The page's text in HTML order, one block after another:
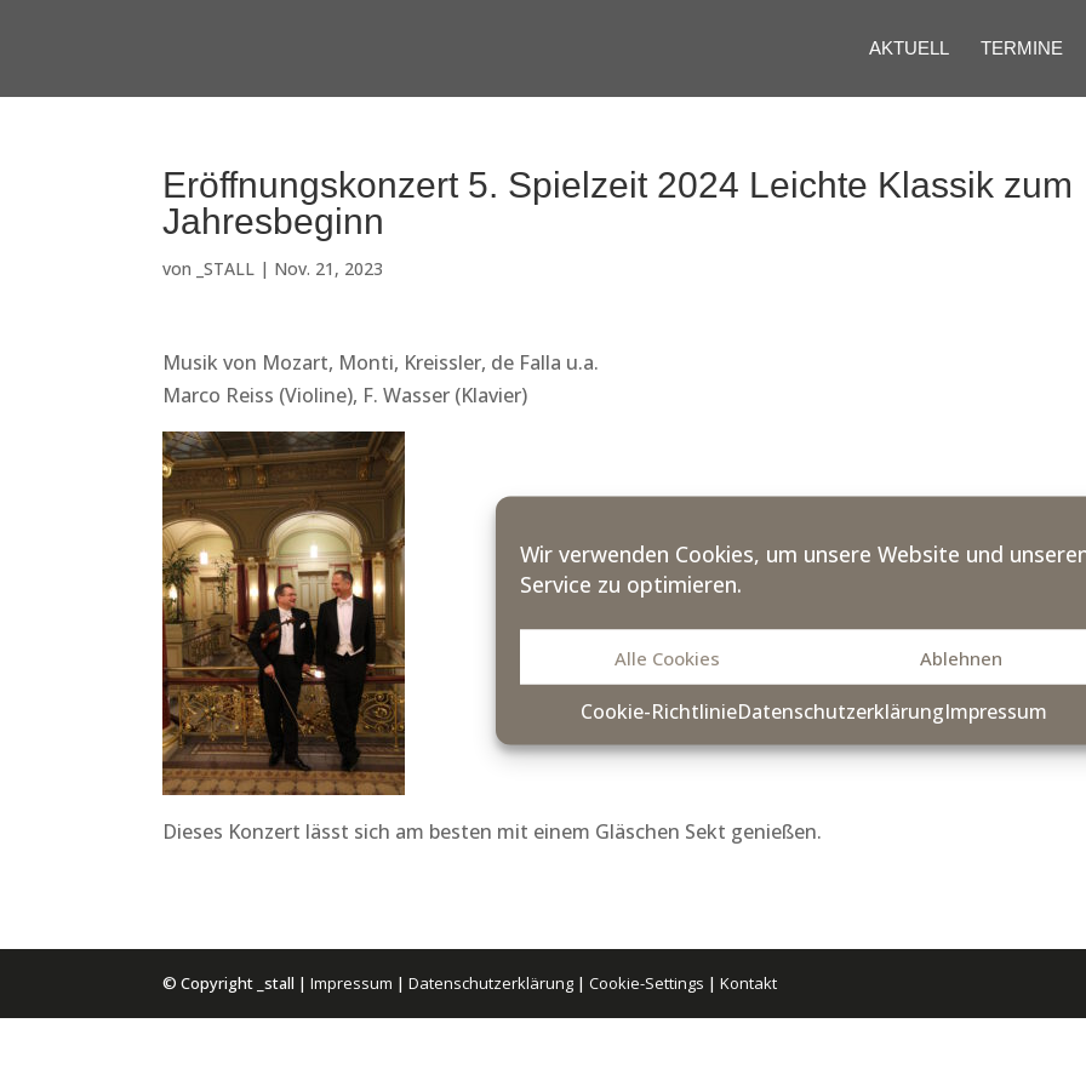
Wir verwenden Cookies, um unsere Website und
Service zu optimieren.
Alle Cookies Ablehnen
Cookie-RichtlinieDatenschutzerklärungImpressum
AKTUELL TERMINE
Eröffnungskonzert 5. Spielzeit 2024 Leichte Klassik zum
Jahresbeginn
von _STALL | Nov. 21, 2023
Musik von Mozart, Monti, Kreissler, de Falla u.a.
Marco Reiss (Violine), F. Wasser (Klavier)
Dieses Konzert lässt sich am besten mit einem Gläschen Sekt genießen.
© Copyright _stall |Impressum |Datenschutzerklärung |Cookie-Settings |Kontakt